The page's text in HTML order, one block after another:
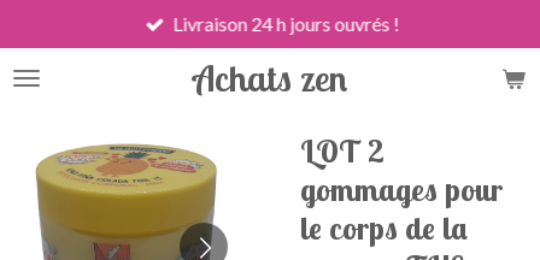
au
contenu
Achats zen
Livraison 24 h jours ouvrés !
LOT 2
gommages pour
le corps de la